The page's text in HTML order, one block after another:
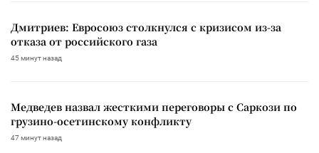
Дмитриев: Евросоюз столкнулся с кризисом из-за
отказа от российского газа
45 минут назад
Медведев назвал жесткими переговоры с Саркози по
грузино-осетинскому конфликту
47 минут назад